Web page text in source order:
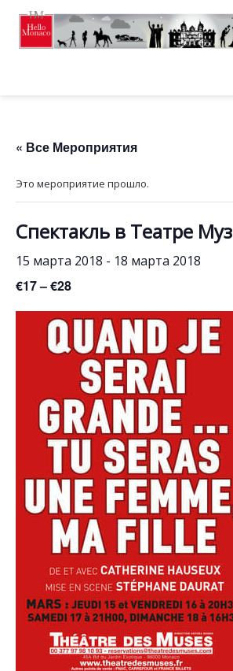
« Все Мероприятия
Это мероприятие прошло.
Спектакль в Театре Муз
15 марта 2018 - 18 марта 2018
€17 – €28